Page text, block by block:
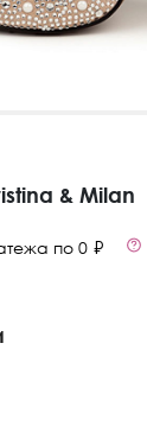
& Milan
по 0 ₽